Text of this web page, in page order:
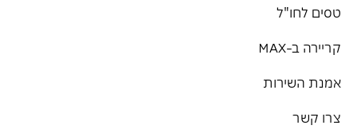
טסים לחו"ל
קריירה ב-MAX
אמנת השירות
צרו קשר